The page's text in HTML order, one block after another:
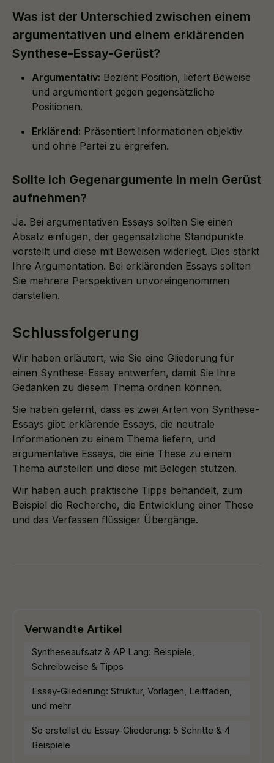
Was ist der Unterschied zwischen einem
argumentativen und einem erklärenden
Synthese-Essay-Gerüst?
Argumentativ: Bezieht Position, liefert Beweise
und argumentiert gegen gegensätzliche
Positionen.
Erklärend: Präsentiert Informationen objektiv
und ohne Partei zu ergreifen.
Sollte ich Gegenargumente in mein Gerüst
aufnehmen?
Ja. Bei argumentativen Essays sollten Sie einen
Absatz einfügen, der gegensätzliche Standpunkte
vorstellt und diese mit Beweisen widerlegt. Dies stärkt
Ihre Argumentation. Bei erklärenden Essays sollten
Sie mehrere Perspektiven unvoreingenommen
darstellen.
Schlussfolgerung
Wir haben erläutert, wie Sie eine Gliederung für
einen Synthese-Essay entwerfen, damit Sie Ihre
Gedanken zu diesem Thema ordnen können.
Sie haben gelernt, dass es zwei Arten von Synthese-
Essays gibt: erklärende Essays, die neutrale
Informationen zu einem Thema liefern, und
argumentative Essays, die eine These zu einem
Thema aufstellen und diese mit Belegen stützen.
Wir haben auch praktische Tipps behandelt, zum
Beispiel die Recherche, die Entwicklung einer These
und das Verfassen flüssiger Übergänge.
Verwandte Artikel
Syntheseaufsatz & AP Lang: Beispiele,
Schreibweise & Tipps
Essay-Gliederung: Struktur, Vorlagen, Leitfäden,
und mehr
So erstellst du Essay-Gliederung: 5 Schritte & 4
Beispiele